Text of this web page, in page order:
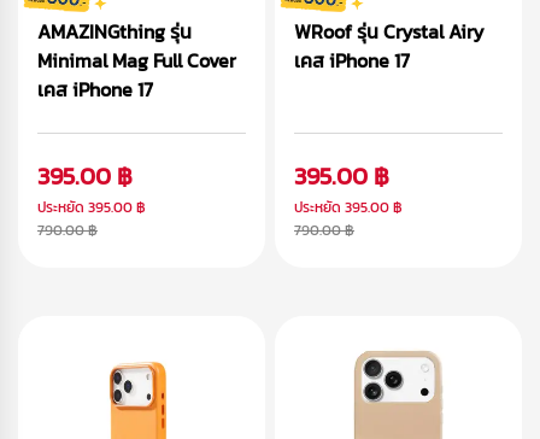
AMAZINGthing รุ่น
Minimal Mag Full Cover
เคส iPhone 17
395.00 ฿
ประหยัด 395.00 ฿
790.00 ฿
WRoof รุ่น Crystal Airy
เคส iPhone 17
395.00 ฿
ประหยัด 395.00 ฿
790.00 ฿